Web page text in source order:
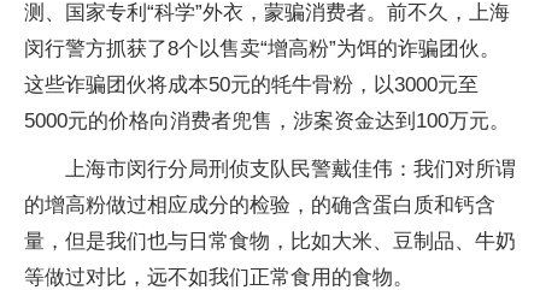
测、国家专利“科学”外衣，蒙骗消费者。前不久，上海
闵行警方抓获了8个以售卖“增高粉”为饵的诈骗团伙。
这些诈骗团伙将成本50元的牦牛骨粉，以3000元至
5000元的价格向消费者兜售，涉案资金达到100万元。
上海市闵行分局刑侦支队民警戴佳伟：我们对所谓
的增高粉做过相应成分的检验，的确含蛋白质和钙含
量，但是我们也与日常食物，比如大米、豆制品、牛奶
等做过对比，远不如我们正常食用的食物。